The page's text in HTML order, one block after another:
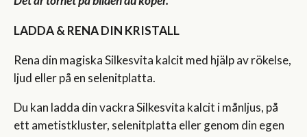
LADDA & RENA DIN KRISTALL
Rena din magiska Silkesvita kalcit med hjälp av rökelse,
ljud eller på en selenitplatta.
Du kan ladda din vackra Silkesvita kalcit i månljus, på
ett ametistkluster, selenitplatta eller genom din egen